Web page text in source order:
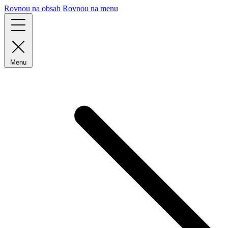
Rovnou na obsah Rovnou na menu
Menu